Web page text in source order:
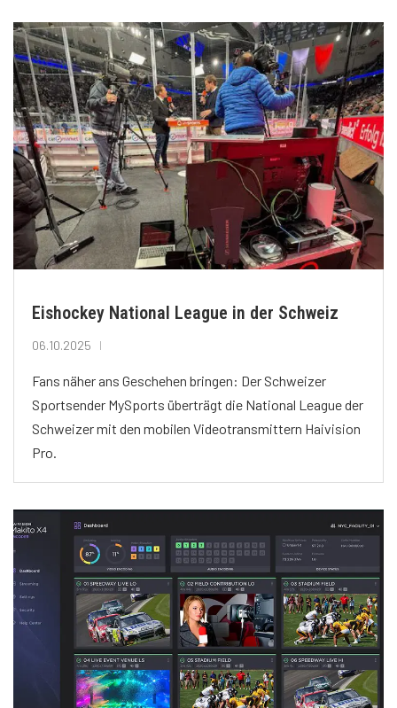
Eishockey National League in der Schweiz
06.10.2025
Fans näher ans Geschehen bringen: Der Schweizer
Sportsender MySports überträgt die National League der
Schweizer mit den mobilen Videotransmittern Haivision
Pro.